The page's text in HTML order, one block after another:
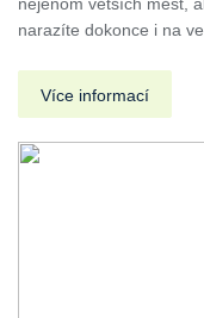
narazíte dokonce i na ve
Více informací